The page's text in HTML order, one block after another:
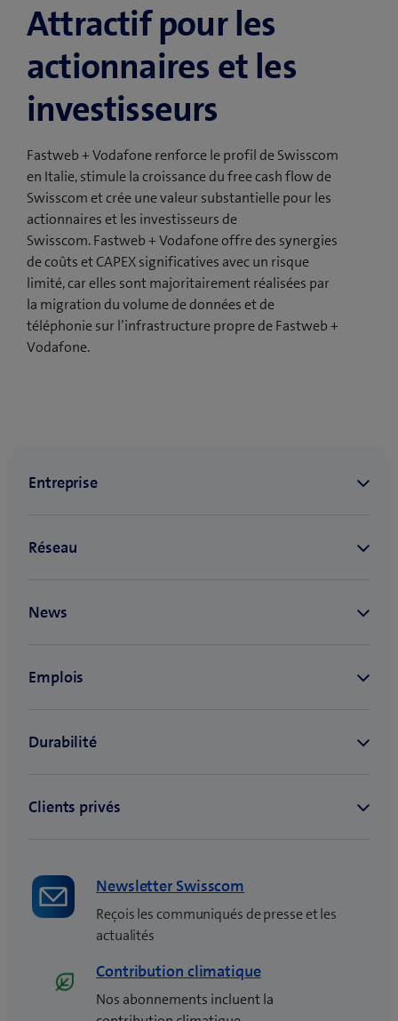
Attractif pour les
actionnaires et les
investisseurs
Fastweb + Vodafone renforce le profil de Swisscom
en Italie, stimule la croissance du free cash flow de
Swisscom et crée une valeur substantielle pour les
actionnaires et les investisseurs de
Swisscom. Fastweb + Vodafone offre des synergies
de coûts et CAPEX significatives avec un risque
limité, car elles sont majoritairement réalisées par
la migration du volume de données et de
téléphonie sur l’infrastructure propre de Fastweb +
Vodafone.
Newsletter Swisscom
Reçois les communiqués de presse et les
actualités
Contribution climatique
Nos abonnements incluent la